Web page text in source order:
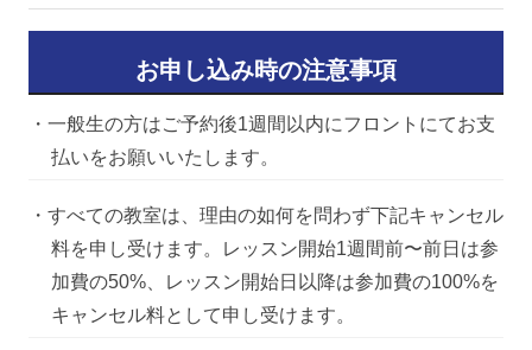
お申し込み時の注意事項
・一般生の方はご予約後1週間以内にフロントにてお支
払いをお願いいたします。
・すべての教室は、理由の如何を問わず下記キャンセル
料を申し受けます。レッスン開始1週間前〜前日は参
加費の50%、レッスン開始日以降は参加費の100%を
キャンセル料として申し受けます。